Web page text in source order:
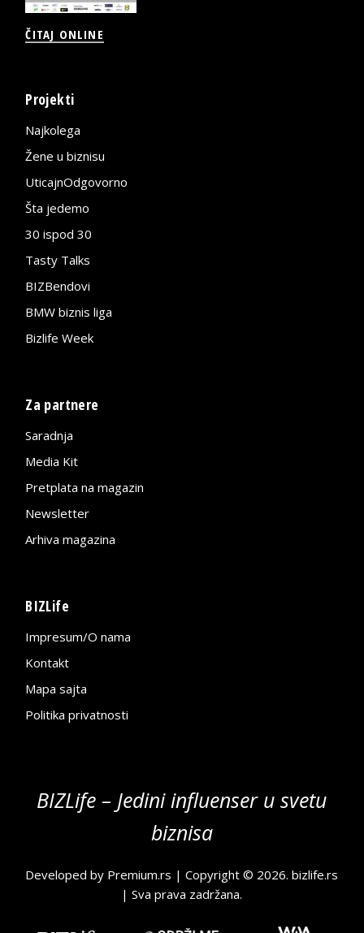
ČITAJ ONLINE
Projekti
Najkolega
Žene u biznisu
UticajnOdgovorno
Šta jedemo
30 ispod 30
Tasty Talks
BIZBendovi
BMW biznis liga
Bizlife Week
Za partnere
Saradnja
Media Kit
Pretplata na magazin
Newsletter
Arhiva magazina
BIZLife
Impresum/O nama
Kontakt
Mapa sajta
Politika privatnosti
BIZLife – Jedini influenser u svetu
biznisa
Developed by Premium.rs | Copyright © 2026.bizlife.rs
| Sva prava zadržana.